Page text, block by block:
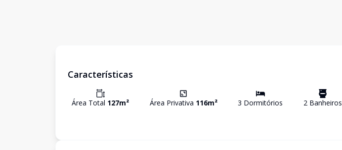
Características
Área Total 127m² Área Privativa 116m² 3 Dormitórios 2Banheiros